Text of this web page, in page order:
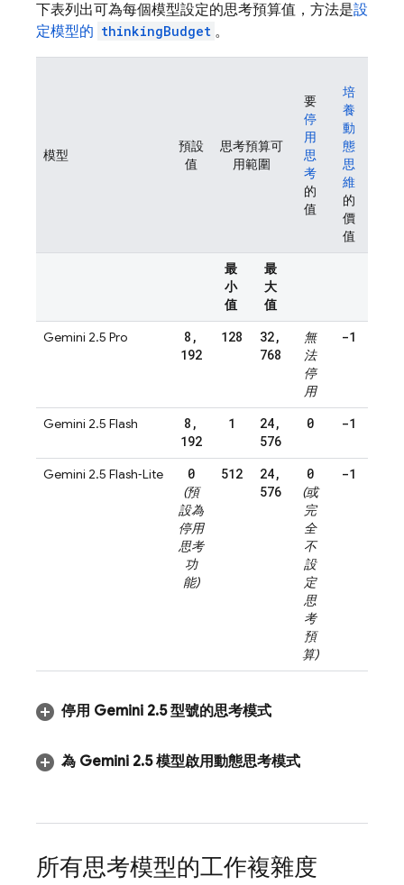
下表列出可為每個模型設定的思考預算值，方法是設
定模型的 thinkingBudget 。
模型
預設
值
思考預算可
用範圍
要
停
用
思
考
的
值
培
養
動
態
思
維
的
價
值
最
小
值
最
大
值
Gemini 2.5 Pro
8 ,
192
128 32,
768
無
法
停
用
-1
Gemini 2.5 Flash 8 ,
192
1 24,
576
0 -1
Gemini 2.5 Flash‑Lite 0
(預
設為
停用
思考
功
能)
512 24,
576
0
(或
完
全
不
設
定
思
考
預
算)
-1
停用 Gemini 2.5型號的思考模式
為 Gemini 2.5模型啟用動態思考模式
所有思考模型的工作複雜度